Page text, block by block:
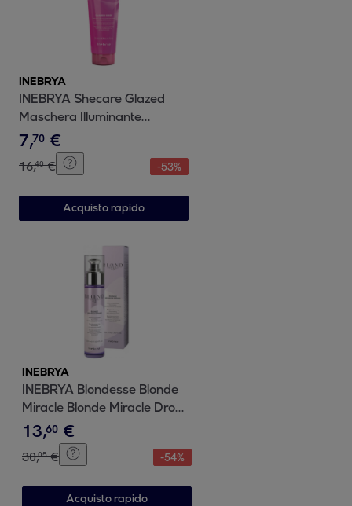
INEBRYA
INEBRYA Shecare Glazed
Maschera Illuminante
Laminante 250ml
7,70 €
16,40 € -53%
Acquisto rapido
INEBRYA
INEBRYA Blondesse Blonde
Miracle Blonde Miracle Drops
50ml
13,60 €
30,05 € -54%
Acquisto rapido